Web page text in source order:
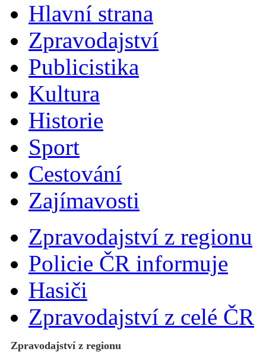
Hlavní strana
Zpravodajství
Publicistika
Kultura
Historie
Sport
Cestování
Zajímavosti
Zpravodajství z regionu
Policie ČR informuje
Hasiči
Zpravodajství z celé ČR
Zpravodajství z regionu